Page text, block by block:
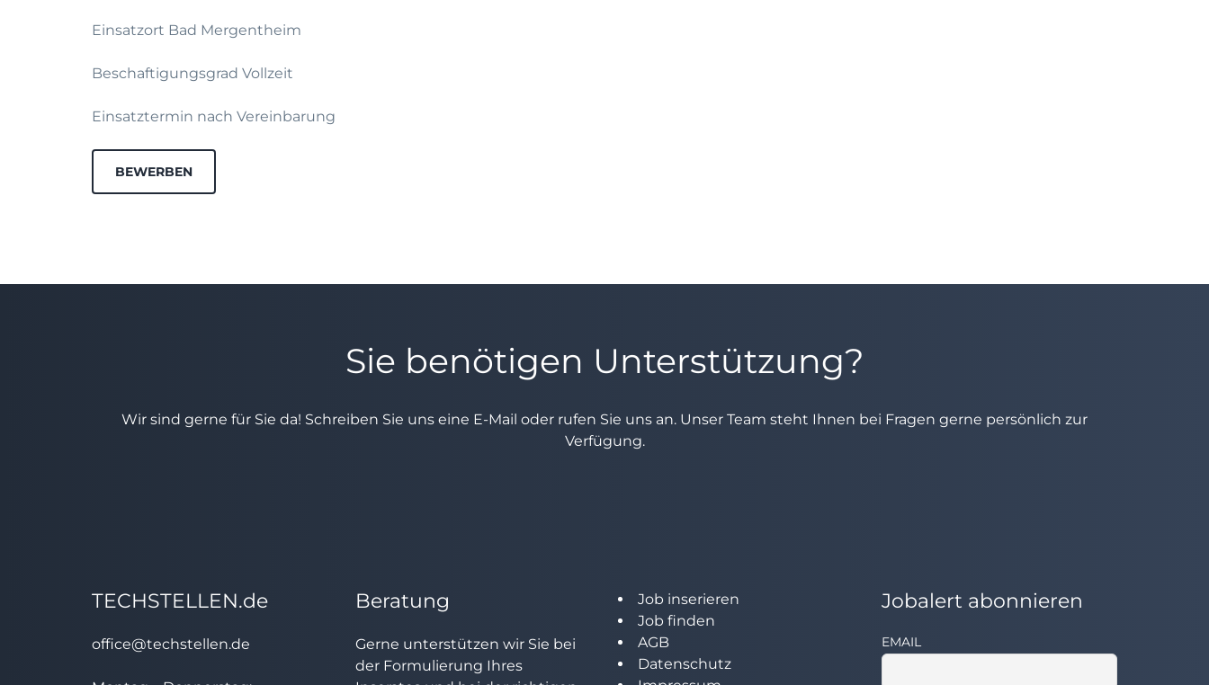
Einsatzort Bad Mergentheim
Beschaftigungsgrad Vollzeit
Einsatztermin nach Vereinbarung
BEWERBEN
Sie benötigen Unterstützung?
Wir sind gerne für Sie da! Schreiben Sie uns eine E-Mail oder rufen Sie uns an. Unser Team steht Ihnen bei Fragen gerne persönlich zur
Verfügung.
TECHSTELLEN.de
office@techstellen.de
Beratung
Gerne unterstützen wir Sie bei
der Formulierung Ihres
Job inserieren
Job finden
AGB
Datenschutz
Jobalert abonnieren
EMAIL